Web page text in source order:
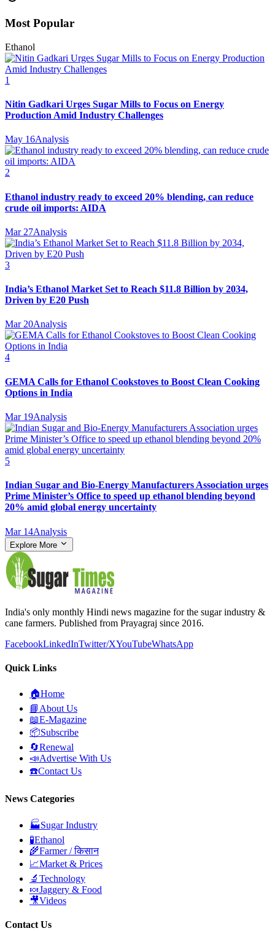
Most Popular
Ethanol
1
Nitin Gadkari Urges Sugar Mills to Focus on Energy
Production Amid Industry Challenges
May 16Analysis
2
Ethanol industry ready to exceed 20% blending, can reduce
crude oil imports: AIDA
Mar 27Analysis
3
India’s Ethanol Market Set to Reach $11.8 Billion by 2034,
Driven by E20 Push
Mar 20Analysis
4
GEMA Calls for Ethanol Cookstoves to Boost Clean Cooking
Options in India
Mar 19Analysis
5
Indian Sugar and Bio‑Energy Manufacturers Association urges
Prime Minister’s Office to speed up ethanol blending beyond
20% amid global energy uncertainty
Mar 14Analysis
Explore More
India's only monthly Hindi news magazine for the sugar industry &
cane farmers. Published from Prayagraj since 2016.
FacebookLinkedInTwitter/XYouTubeWhatsApp
Quick Links
🏠Home
📘 About Us
📖E-Magazine
📦Subscribe
🔄Renewal
📣Advertise With Us
☎️Contact Us
News Categories
🏭Sugar Industry
🧪Ethanol
🌾Farmer / किसान
📈Market & Prices
🔬 Technology
🍬Jaggery & Food
🎥Videos
Contact Us